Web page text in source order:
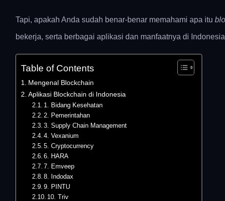
Tapi, apakah Anda sudah benar-benar memahami apa itu
bekerja, serta berbagai aplikasi dan manfaatnya di
Table of Contents
Mengenal Blockchain
Aplikasi Blockchain di Indonesia
1. Bidang Kesehatan
2. Pemerintahan
3. Supply Chain Management
4. Vexanium
5. Cryptocurrency
6. HARA
7. Emveep
8. Indodax
9. PINTU
10. Triv